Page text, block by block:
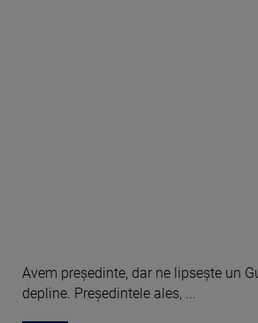
Avem președinte, dar ne lipsește un
depline. Președintele ales, ...